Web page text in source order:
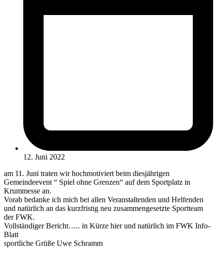
12. Juni 2022
am 11. Juni traten wir hochmotiviert beim diesjährigen
Gemeindeevent “ Spiel ohne Grenzen“ auf dem Sportplatz in
Krummesse an.
Vorab bedanke ich mich bei allen Veranstaltenden und Helfenden
und natürlich an das kurzfristig neu zusammengesetzte Sportteam
der FWK.
Vollständiger Bericht….. in Kürze hier und natürlich im FWK Info-
Blatt
sportliche Grüße Uwe Schramm